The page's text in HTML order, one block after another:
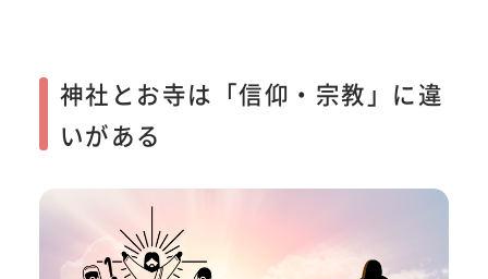
神社とお寺は「信仰・宗教」に違
いがある